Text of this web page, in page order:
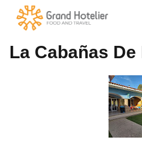
La Cabañas De